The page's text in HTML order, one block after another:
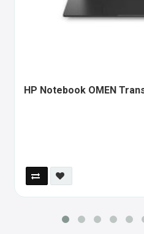
HP Notebook OMEN